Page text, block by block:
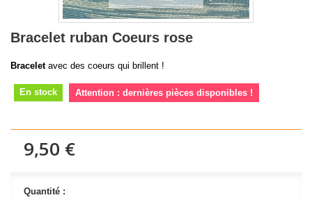
Bracelet ruban Coeurs rose
Braceletavec des coeurs qui brillent !
En stock Attention : dernières pièces disponibles !
9,50 €
Quantité :